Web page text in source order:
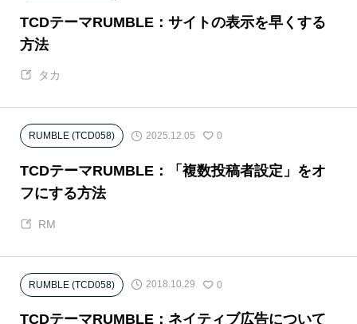
TCDテーマRUMBLE：サイトの表示を早くする
方法
タカ
RUMBLE (TCD058) 2025.12.05 0
TCDテーマRUMBLE：「複数投稿者設定」をオ
フにする方法
RM
RUMBLE (TCD058) 2018.10.29 0
TCDテーマRUMBLE：ネイティブ広告について